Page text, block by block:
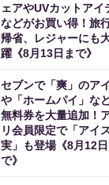
ェアやUVカットアイ
などがお買い得！旅
帰省、レジャーにも
躍《8月13日まで》
セブンで「爽」のア
や「ホームパイ」な
無料券を大量追加！
リ会員限定で「アイ
実」も登場《8月12日
で》